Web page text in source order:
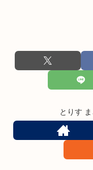
とりす